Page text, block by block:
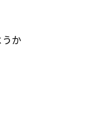
うか